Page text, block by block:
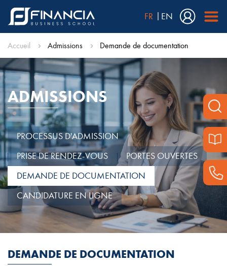
FR EN
Accueil Admissions Demande de documentation
ADMISSIONS
PROCESSUS D'ADMISSION
PRISE DE RENDEZ-VOUS
PORTES OUVERTES
DEMANDE DE DOCUMENTATION
CANDIDATURE EN LIGNE
DEMANDE DE DOCUMENTATION